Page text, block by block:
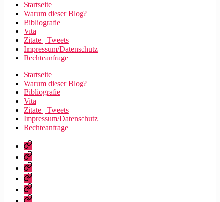
Startseite
Warum dieser Blog?
Bibliografie
Vita
Zitate | Tweets
Impressum/Datenschutz
Rechteanfrage
Startseite
Warum dieser Blog?
Bibliografie
Vita
Zitate | Tweets
Impressum/Datenschutz
Rechteanfrage
Startseite
Warum
dieser
Blog?
Bibliografie
Vita
Zitate
|Impressum/Datenschutz